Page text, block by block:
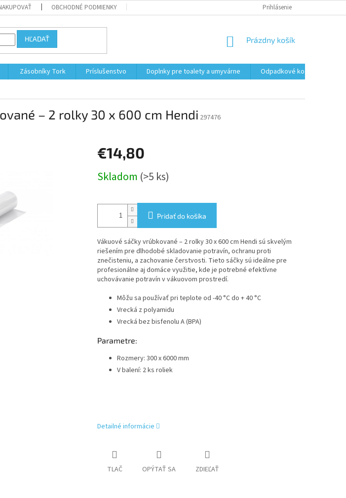
OBCHODNÉ PODMIENKY FORMULÁR NA
Prihlásenie
HĽADAŤ
NÁKUPNÝ
Prázdny košík
Zásobníky Tork Príslušenstvo Doplnky pre toalety a umyvárne Odpadkové koše
– 2 rolky 30 x 600 cm Hendi 297476
€14,80
cena:
Skladom (>5 ks)
Pridať do košíka
Vákuové sáčky vrúbkované – 2 rolky 30 x 600 cm Hendi sú skvelým
riešením pre dlhodobé skladovanie potravín, ochranu proti
znečisteniu, a zachovanie čerstvosti. Tieto sáčky sú ideálne pre
profesionálne aj domáce využitie, kde je potrebné efektívne
uchovávanie potravín v vákuovom prostredí.
Môžu sa používať pri teplote od -40 °C do + 40 °C
Vrecká z polyamidu
Vrecká bez bisfenolu A (BPA)
Parametre:
Rozmery: 300 x 6000 mm
V balení: 2 ks roliek
Detailné informácie
TLAČ OPÝTAŤ SA ZDIEĽAŤ